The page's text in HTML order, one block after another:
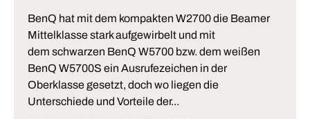
BenQ hat mit dem kompakten W2700 die Beamer
Mittelklasse stark aufgewirbelt und mit
dem schwarzen BenQ W5700 bzw. dem weißen
BenQ W5700S ein Ausrufezeichen in der
Oberklasse gesetzt, doch wo liegen die
Unterschiede und Vorteile der...